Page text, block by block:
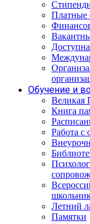
Платные
Обучение и
Великая
Книга
Работа с
Летний
Памятки